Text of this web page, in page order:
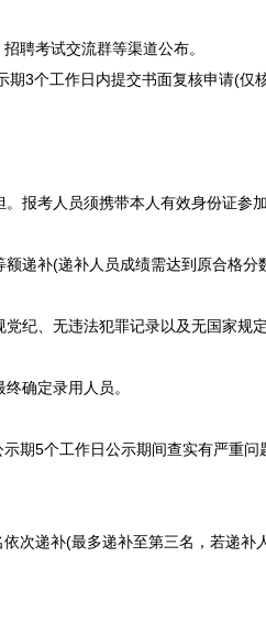
招聘考试交流群等渠道公布。
3个工作日内提交书面复核申请(仅
考人员须携带本人有效身份证参
补(递补人员成绩需达到原合格分
、无违法犯罪记录以及无国家规定
确定录用人员。
期5个工作日公示期间查实有严重问
递补(最多递补至第三名，若递补